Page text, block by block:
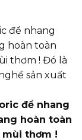
để nhang
hoàn toàn
thơm ! Đó là
sản xuất
để nhang
hoàn toàn
thơm !